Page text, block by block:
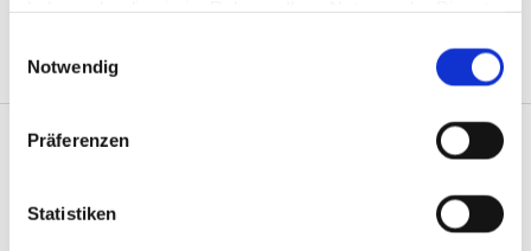
Notwendig
Präferenzen
Statistiken
Landschaftsbau Darr in Dillenburg-